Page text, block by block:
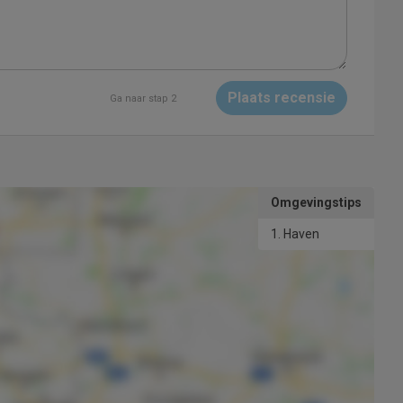
Ga naar stap 2 Plaats recensie
Omgevingstips
1. Haven